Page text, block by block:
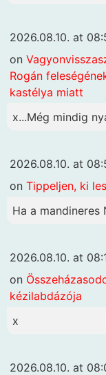
2026.08.10. at
on
Rogán
kastélya miatt
x...Még mindig
2026.08.10. at
on Tippeljen, ki
Ha a mandineres
2026.08.10. at
on
kézilabdázója
x
2026.08.10. at